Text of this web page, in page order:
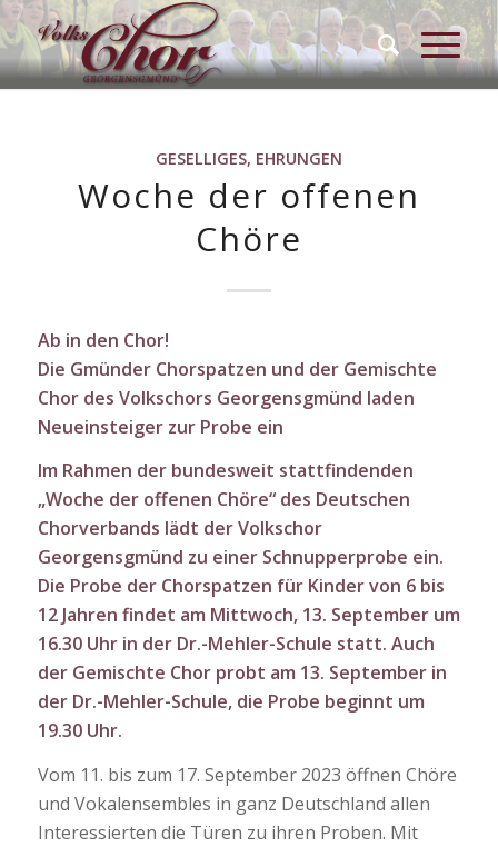
GESELLIGES, EHRUNGEN
Woche der offenen
Chöre
Ab in den Chor!
Die Gmünder Chorspatzen und der Gemischte
Chor des Volkschors Georgensgmünd laden
Neueinsteiger zur Probe ein
Im Rahmen der bundesweit stattfindenden
„Woche der offenen Chöre“ des Deutschen
Chorverbands lädt der Volkschor
Georgensgmünd zu einer Schnupperprobe ein.
Die Probe der Chorspatzen für Kinder von 6 bis
12 Jahren findet am Mittwoch, 13. September um
16.30 Uhr in der Dr.-Mehler-Schule statt. Auch
der Gemischte Chor probt am 13. September in
der Dr.-Mehler-Schule, die Probe beginnt um
19.30 Uhr.
Vom 11. bis zum 17. September 2023 öffnen Chöre
und Vokalensembles in ganz Deutschland allen
Interessierten die Türen zu ihren Proben. Mit